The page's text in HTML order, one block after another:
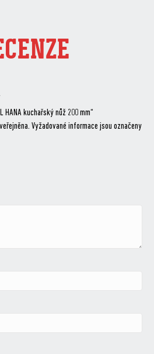
HANA kuchařský nůž 200 mm“
Vyžadované informace jsou označeny